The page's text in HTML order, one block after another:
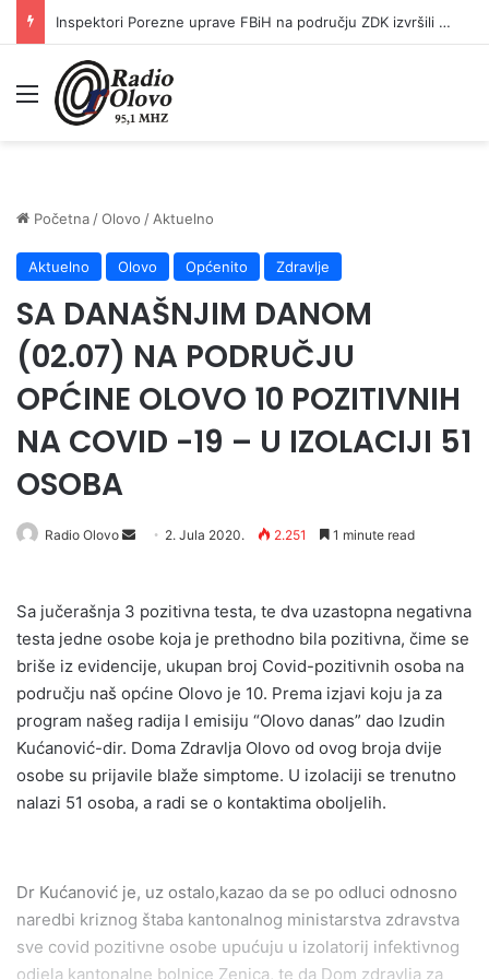
Inspektori Porezne uprave FBiH na području ZDK izvršili 24 inspekcijska nadzora
Meni
Početna /Olovo / Aktuelno
Aktuelno Olovo Općenito Zdravlje
SA DANAŠNJIM DANOM
(02.07) NA PODRUČJU
OPĆINE OLOVO 10 POZITIVNIH
NA COVID -19 – U IZOLACIJI 51
OSOBA
Radio Olovo
Send 2. Jula 2020. 2.251 1 minute read
Sa jučerašnja 3 pozitivna testa, te dva uzastopna negativna
testa jedne osobe koja je prethodno bila pozitivna, čime se
briše iz evidencije, ukupan broj Covid-pozitivnih osoba na
području naš općine Olovo je 10. Prema izjavi koju ja za
program našeg radija I emisiju “Olovo danas” dao Izudin
Kućanović-dir. Doma Zdravlja Olovo od ovog broja dvije
osobe su prijavile blaže simptome. U izolaciji se trenutno
nalazi 51 osoba, a radi se o kontaktima oboljelih.
Dr Kućanović je, uz ostalo,kazao da se po odluci odnosno
naredbi kriznog štaba kantonalnog ministarstva zdravstva
sve covid pozitivne osobe upućuju u izolatorij infektivnog
odjela kantonalne bolnice Zenica, te da Dom zdravlja za